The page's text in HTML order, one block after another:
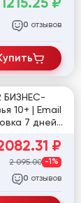
0 отзывов
БИЗНЕС-
10+ | Email
7 дней |
₽
2 095.00 -1%
0 отзывов